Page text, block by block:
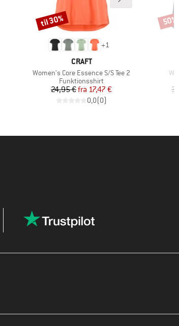
+1
MÆRKE
CRAFT
Artikel
Women's Core Essence S/S Tee 2
Produktgruppe
Funktionsshirt
Pris
24,95 € Nedsat pris
fra 17,47 €
0,0(0)
Rabat
til 30% Rabat
50%